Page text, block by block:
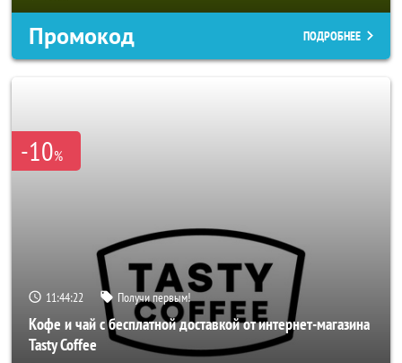
Промокод ПОДРОБНЕЕ
-10%
11:44:20 Получи первым!
Кофе и чай с бесплатной доставкой от интернет-магазина
Tasty Coffee